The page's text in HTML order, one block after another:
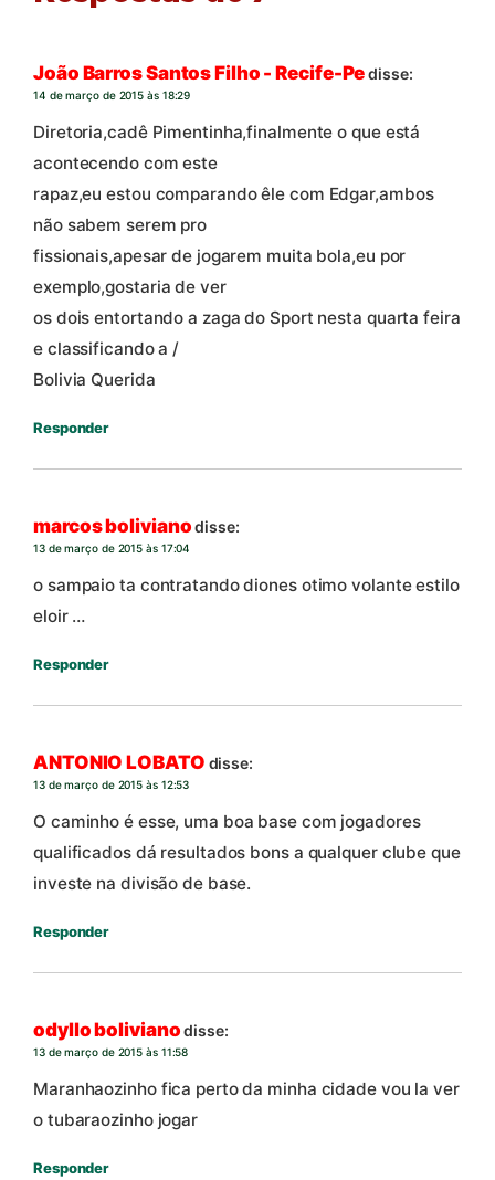
João Barros Santos Filho - Recife-Pedisse:
14 de março de 2015 às 18:29
Diretoria,cadê Pimentinha,finalmente o que está
acontecendo com este
rapaz,eu estou comparando êle com Edgar,ambos
não sabem serem pro
fissionais,apesar de jogarem muita bola,eu por
exemplo,gostaria de ver
os dois entortando a zaga do Sport nesta quarta feira
e classificando a /
Bolivia Querida
Responder
marcos bolivianodisse:
13 de março de 2015 às 17:04
o sampaio ta contratando diones otimo volante estilo
eloir …
Responder
ANTONIO LOBATO disse:
13 de março de 2015 às 12:53
O caminho é esse, uma boa base com jogadores
qualificados dá resultados bons a qualquer clube que
investe na divisão de base.
Responder
odyllo bolivianodisse:
13 de março de 2015 às 11:58
Maranhaozinho fica perto da minha cidade vou la ver
o tubaraozinho jogar
Responder